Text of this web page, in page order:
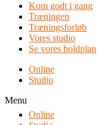
Kom godt i gang
Træningen
Træningsforløb
Vores studio
Se vores holdplan
Online
Studio
Menu
Online